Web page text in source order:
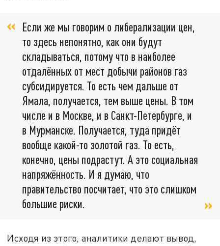
Если же мы говорим о либерализации цен,
то здесь непонятно, как они будут
складываться, потому что в наиболее
отдалённых от мест добычи районов газ
субсидируется. То есть чем дальше от
Ямала, получается, тем выше цены. В том
числе и в Москве, и в Санкт-Петербурге, и
в Мурманске. Получается, туда придёт
вообще какой-то золотой газ. То есть,
конечно, цены подрастут. А это социальная
напряжённость. И я думаю, что
правительство посчитает, что это слишком
большие риски.
Исходя из этого, аналитики делают вывод,